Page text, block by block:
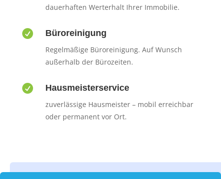
dauerhaften Werterhalt Ihrer Immobilie.
 Büroreinigung
Regelmäßige Büroreinigung. Auf Wunsch
außerhalb der Bürozeiten.
 Hausmeisterservice
zuverlässige Hausmeister – mobil erreichbar
oder permanent vor Ort.